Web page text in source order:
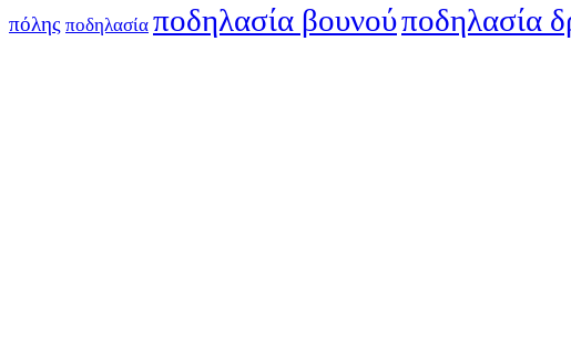
πόλης ποδηλασία ποδηλασία βουνούποδηλασία